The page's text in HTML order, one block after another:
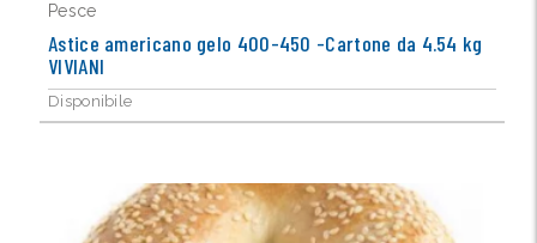
Pesce
Astice americano gelo 400-450 -Cartone da 4.54 kg
VIVIANI
Disponibile